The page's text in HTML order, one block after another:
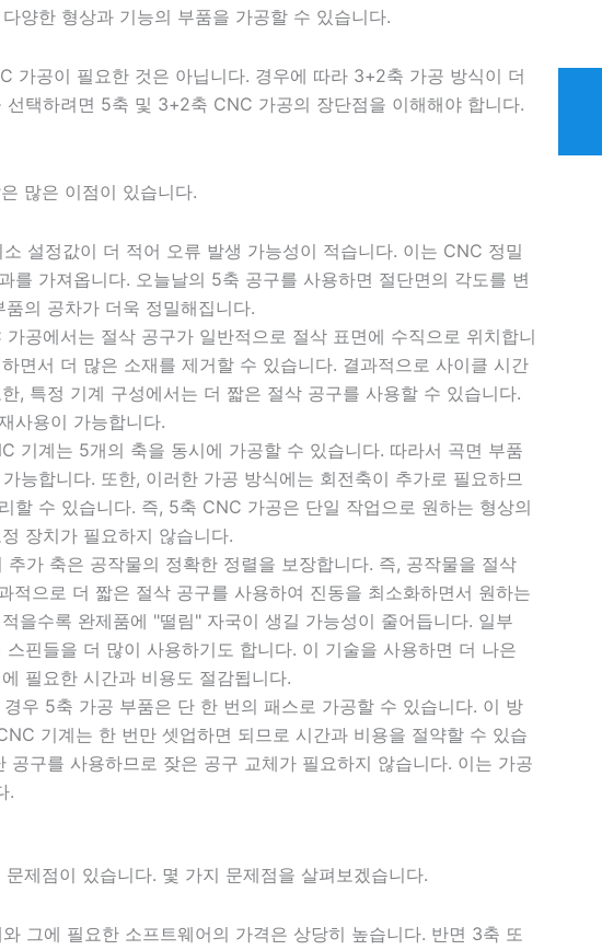
양한 형상과 기능의 부품을 가공할 수 있습니다.
가공이 필요한 것은 아닙니다. 경우에 따라 3+2축 가공 방식이 더
택하려면 5축 및 3+2축 CNC 가공의 장단점을 이해해야 합니다.
많은 이점이 있습니다.
설정값이 더 적어 오류 발생 가능성이 적습니다. 이는 CNC 정밀
를 가져옵니다. 오늘날의 5축 공구를 사용하면 절단면의 각도를 변
의 공차가 더욱 정밀해집니다.
가공에서는 절삭 공구가 일반적으로 절삭 표면에 수직으로 위치합니
면서 더 많은 소재를 제거할 수 있습니다. 결과적으로 사이클 시간
, 특정 기계 구성에서는 더 짧은 절삭 공구를 사용할 수 있습니다.
사용이 가능합니다.
기계는 5개의 축을 동시에 가공할 수 있습니다. 따라서 곡면 부품
능합니다. 또한, 이러한 가공 방식에는 회전축이 추가로 필요하므
할 수 있습니다. 즉, 5축 CNC 가공은 단일 작업으로 원하는 형상의
장치가 필요하지 않습니다.
추가 축은 공작물의 정확한 정렬을 보장합니다. 즉, 공작물을 절삭
적으로 더 짧은 절삭 공구를 사용하여 진동을 최소화하면서 원하는
을수록 완제품에 "떨림" 자국이 생길 가능성이 줄어듭니다. 일부
핀들을 더 많이 사용하기도 합니다. 이 기술을 사용하면 더 나은
필요한 시간과 비용도 절감됩니다.
경우 5축 가공 부품은 단 한 번의 패스로 가공할 수 있습니다. 이 방
기계는 한 번만 셋업하면 되므로 시간과 비용을 절약할 수 있습
공구를 사용하므로 잦은 공구 교체가 필요하지 않습니다. 이는 가공
.
제점이 있습니다. 몇 가지 문제점을 살펴보겠습니다.
그에 필요한 소프트웨어의 가격은 상당히 높습니다. 반면 3축 또